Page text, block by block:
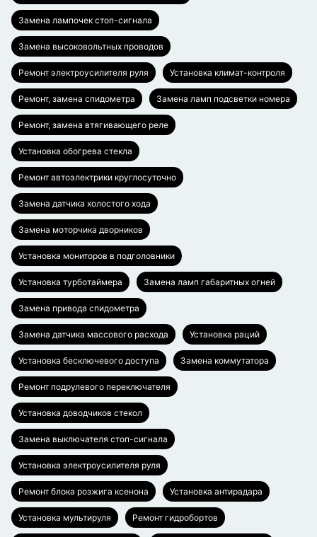
Замена лампочек стоп-сигнала
Замена высоковольтных проводов
Ремонт электроусилителя руля Установка климат-контроля
Ремонт, замена спидометра Замена ламп подсветки номера
Ремонт, замена втягивающего реле
Установка обогрева стекла
Ремонт автоэлектрики круглосуточно
Замена датчика холостого хода
Замена моторчика дворников
Установка мониторов в подголовники
Установка турботаймера Замена ламп габаритных огней
Замена привода спидометра
Замена датчика массового расхода Установка раций
Установка бесключевого доступа Замена коммутатора
Ремонт подрулевого переключателя
Установка доводчиков стекол
Замена выключателя стоп-сигнала
Установка электроусилителя руля
Ремонт блока розжига ксенона Установка антирадара
Установка мультируля Ремонт гидробортов